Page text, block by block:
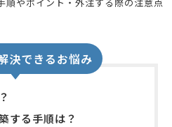
決できるお悩み
する手順は？